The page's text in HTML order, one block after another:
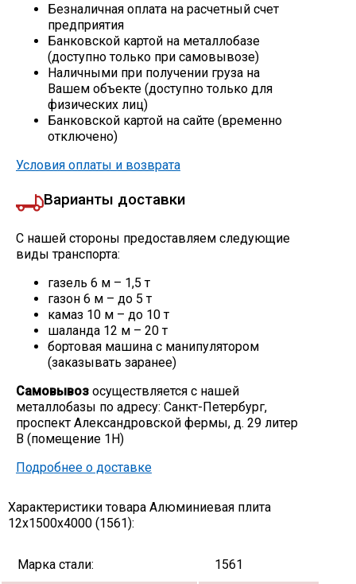
Электроды
Проволока
Скобо-гибочные изделия
Остальное
Безналичная оплата на расчетный счет
предприятия
Банковской картой на металлобазе
(доступно только при самовывозе)
Наличными при получении груза на
Вашем объекте (доступно только для
физических лиц)
Банковской картой на сайте (временно
отключено)
Условия оплаты и возврата
Варианты доставки
С нашей стороны предоставляем следующие
виды транспорта:
газель 6 м – 1,5 т
газон 6 м – до 5 т
камаз 10 м – до 10 т
шаланда 12 м – 20 т
бортовая машина с манипулятором
(заказывать заранее)
Самовывоз осуществляется с нашей
металлобазы по адресу: Санкт-Петербург,
проспект Александровской фермы, д. 29 литер
В (помещение 1Н)
Подробнее о доставке
Характеристики товара Алюминиевая плита
12х1500х4000 (1561):
Марка стали: 1561